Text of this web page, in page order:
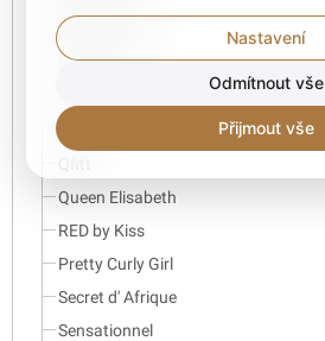
Mielle Organics
Morimax
Queen Elisabeth
RED by Kiss
Pretty Curly Girl
Secret d' Afrique
Sensationnel
Nastavení
Odmítnout vše
Přijmout vše